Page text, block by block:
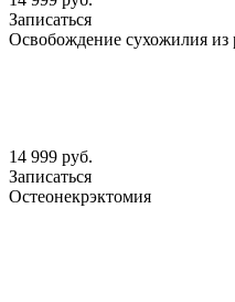
Записаться
Освобождение сухожилия из
14 999 руб.
Записаться
Остеонекрэктомия